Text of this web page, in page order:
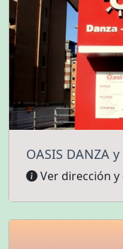
OASIS DANZA y
Ver dirección